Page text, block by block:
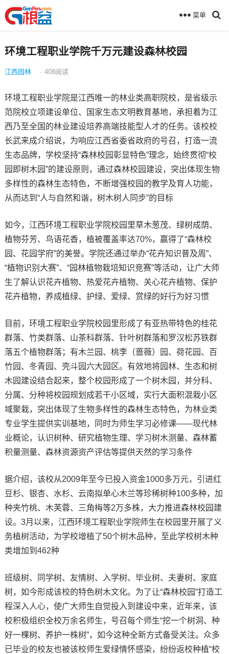
菜单
环境工程职业学院千万元建设森林校园
江西园林 · 408阅读
环境工程职业学院是江西唯一的林业类高职院校，是省级示
范院校立项建设单位、国家生态文明教育基地，承担着为江
西乃至全国的林业建设培养高端技能型人才的任务。该校校
长武来成介绍说，为响应江西省委省政府的号召，打造一流
生态品牌，学校坚持“森林校园彰显特色”理念，始终贯彻“校
园即树木园”的建设原则，通过森林校园建设，突出体现生物
多样性的森林生态特色，不断增强校园的教学及育人功能，
从而达到“人与自然和谐，树木树人同步”的目标
如今，江西环境工程职业学院校园里草木葱茂、绿树成荫、
植物芬芳、鸟语花香，植被覆盖率达70%，赢得了“森林校
园、花园学府”的美誉。学院还通过举办“花卉知识普及周”、
“植物识别大赛”、“园林植物栽培知识竞赛”等活动，让广大师
生了解认识花卉植物、热爱花卉植物、关心花卉植物、保护
花卉植物，养成植绿、护绿、爱绿、赏绿的好行为好习惯
目前，环境工程职业学院校园里形成了有亚热带特色的桂花
群落、竹类群落、山茶科群落、针叶树群落和罗汉松苏铁群
落五个植物群落；有木兰园、桃李（蔷薇）园、荷花园、百
竹园、冬青园、壳斗园六大园区。有效地将园林、生态和树
木园建设结合起来，整个校园形成了一个树木园，并分科、
分属、分种将校园规划成若干小区域，实行大面积混栽小区
域聚栽，突出体现了生物多样性的森林生态特色，为林业类
专业学生提供实训基地，同时为师生学习必修课——现代林
业概论，认识树种、研究植物生理、学习树木测量、森林蓄
积量测量、森林资源资产评估等提供天然的学习条件
据介绍，该校从2009年至今已投入资金1000多万元，引进红
豆杉、银杏、水杉、云南拟单心木兰等珍稀树种100多种，加
种夹竹桃、木芙蓉、三角梅等2万多株，大力推进森林校园建
设。3月以来，江西环境工程职业学院师生在校园里开展了义
务植树活动，为学校增植了50个树木品种，至此学校树木种
类增加到462种
班级树、同学树、友情树、入学树、毕业树、夫妻树、家庭
树，如今形成该校的特色树木文化。为了让“森林校园”打造工
程深入人心，使广大师生自觉投入到建设中来，近年来，该
校积极组织全校万余名师生，号召每个师生“挖一个树洞、种
好一棵树、养护一株树”，如今这种全新方式备受关注。众多
已毕业的校友也被该校师生爱绿情怀感染，纷纷返校种植“校